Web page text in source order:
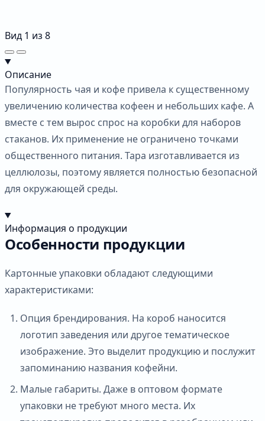
Вид 1 из 8
Описание
Популярность чая и кофе привела к существенному
увеличению количества кофеен и небольших кафе. А
вместе с тем вырос спрос на коробки для наборов
стаканов. Их применение не ограничено точками
общественного питания. Тара изготавливается из
целлюлозы, поэтому является полностью безопасной
для окружающей среды.
Информация о продукции
Особенности продукции
Картонные упаковки обладают следующими
характеристиками:
Опция брендирования. На короб наносится
логотип заведения или другое тематическое
изображение. Это выделит продукцию и послужит
запоминанию названия кофейни.
Малые габариты. Даже в оптовом формате
упаковки не требуют много места. Их